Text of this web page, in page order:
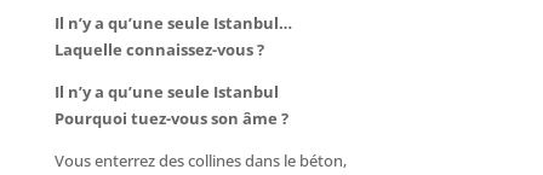
Il n’y a qu’une seule Istanbul…
Laquelle connaissez-vous ?
Il n’y a qu’une seule Istanbul
Pourquoi tuez-vous son âme ?
Vous enterrez des collines dans le béton,